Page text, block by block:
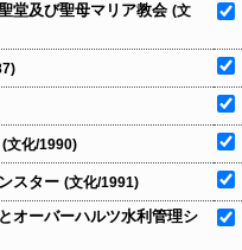
堂及び聖母マリア教会 (文
(文化/1990)
スター (文化/1991)
オーバーハルツ水利管理シ